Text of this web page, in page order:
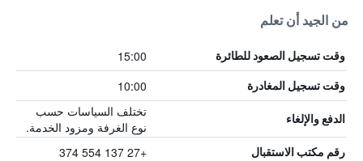
من الجيد أن تعلم
وقت تسجيل الصعود للطائرة 15:00
وقت تسجيل المغادرة 10:00
الدفع والإلغاء
تختلف السياسات حسب
نوع الغرفة ومزود الخدمة.
رقم مكتب الاستقبال +27 137 554 374